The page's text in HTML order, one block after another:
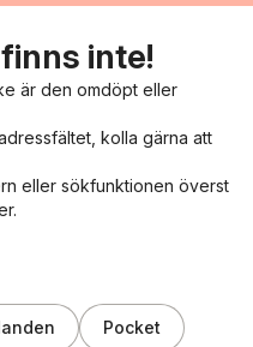
inte!
är den omdöpt eller
kolla gärna att
eller sökfunktionen överst
Pocket